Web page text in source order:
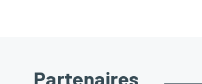
Partenaires